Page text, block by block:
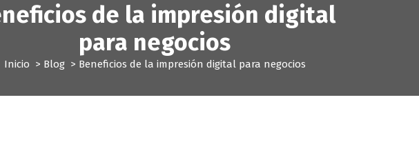
de la impresión digital
para negocios
Inicio > Blog> Beneficios de la impresión digital para negocios